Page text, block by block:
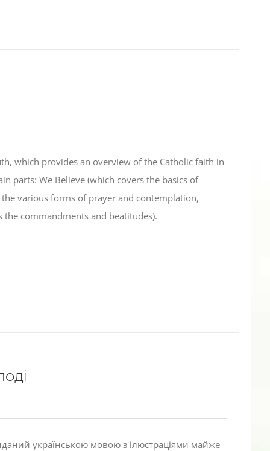
which provides an overview of the Catholic faith in
parts: We Believe (which covers the basics of
various forms of prayer and contemplation,
the commandments and beatitudes).
українською мовою з ілюстраціями майже